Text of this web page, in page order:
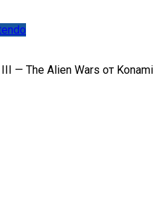
— The Alien Wars от